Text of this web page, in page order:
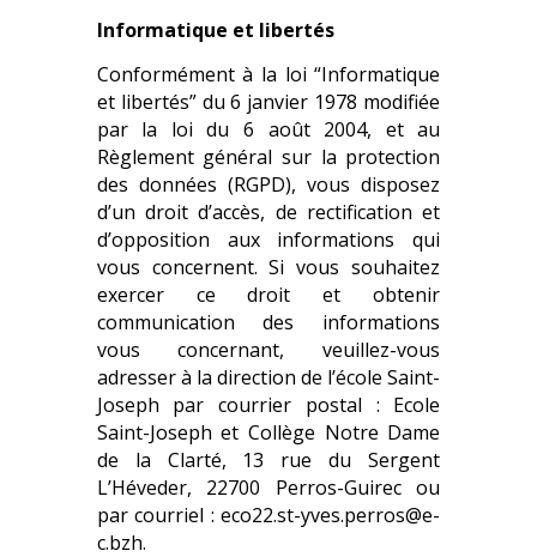
Informatique et libertés
Conformément à la loi “Informatique
et libertés” du 6 janvier 1978 modifiée
par la loi du 6 août 2004, et au
Règlement général sur la protection
des données (RGPD), vous disposez
d’un droit d’accès, de rectification et
d’opposition aux informations qui
vous concernent. Si vous souhaitez
exercer ce droit et obtenir
communication des informations
vous concernant, veuillez-vous
adresser à la direction de l’école Saint-
Joseph par courrier postal : Ecole
Saint-Joseph et Collège Notre Dame
de la Clarté, 13 rue du Sergent
L’Héveder, 22700 Perros-Guirec ou
par courriel : eco22.st-yves.perros@e-
c.bzh.